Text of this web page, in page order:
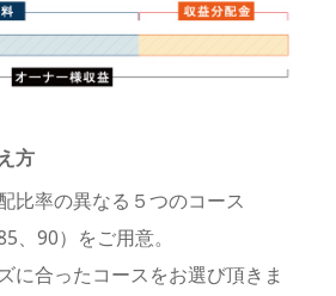
方
比率の異なる５つのコース
、90）をご用意。
に合ったコースをお選び頂きま